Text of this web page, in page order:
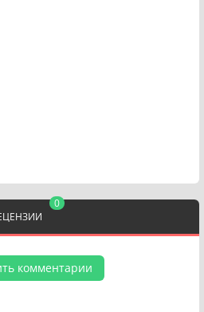
0
комментарии